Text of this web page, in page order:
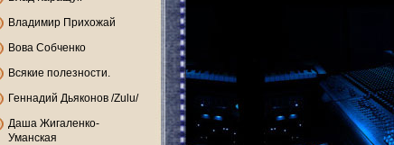
Владимир Прихожай
Вова Собченко
Всякие полезности.
Геннадий Дьяконов /Zulu/
Даша Жигаленко-
Уманская